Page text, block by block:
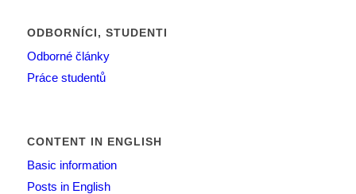
ODBORNÍCI, STUDENTI
Odborné články
Práce studentů
CONTENT IN ENGLISH
Basic information
Posts in English